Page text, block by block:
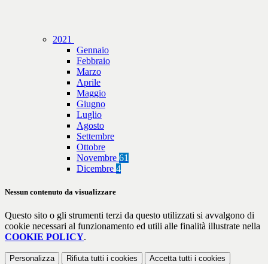
2021
Gennaio
Febbraio
Marzo
Aprile
Maggio
Giugno
Luglio
Agosto
Settembre
Ottobre
Novembre 61
Dicembre 4
Nessun contenuto da visualizzare
Questo sito o gli strumenti terzi da questo utilizzati si avvalgono di
cookie necessari al funzionamento ed utili alle finalità illustrate nella
COOKIE POLICY.
Personalizza Rifiuta tutti i cookies Accetta tutti i cookies